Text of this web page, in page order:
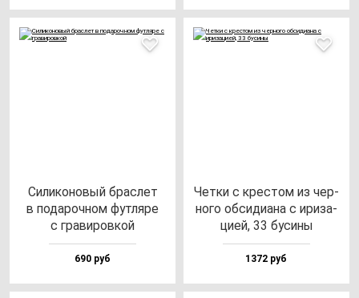
Сили­ко­но­вый брас­лет
в по­да­роч­ном фут­ля­ре
с гра­ви­ров­кой
690 руб
Чет­ки с крес­том из чер­
но­го об­си­ди­ана с ири­за­
цией, 33 бу­си­ны
1372 руб